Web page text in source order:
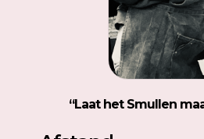
“Laat het Smullen